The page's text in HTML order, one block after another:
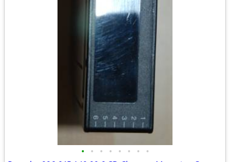
• • • • • • • •